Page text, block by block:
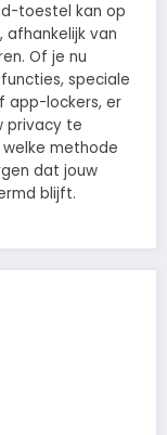
toestel kan op
afhankelijk van
Of je nu
speciale
app-lockers, er
privacy te
methode
dat jouw
blijft.